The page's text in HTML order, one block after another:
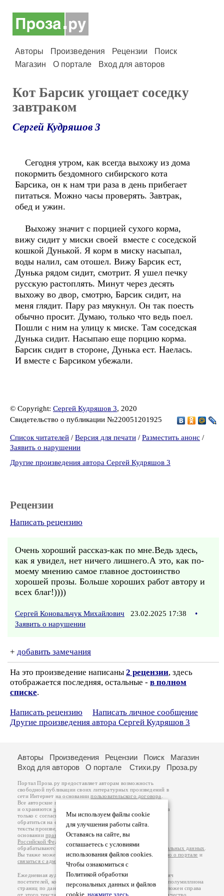
Авторы Произведения Рецензии
Поиск
Магазин
О портале Вход для авторов
Кот Барсик угощает соседку
завтраком
Сергей Кудряшов 3
Сегодня утром, как всегда выхожу из дома
покормить бездомного сибирского кота
Барсика, он к нам три раза в день прибегает
питаться. Можно часы проверять. Завтрак,
обед и ужин.
Выхожу значит с порцией сухого корма,
вижу сидит у миски своей вместе с соседской
кошкой Дунькой. Я корм в миску насыпал,
воды налил, сам отошел. Вижу Барсик ест,
Дунька рядом сидит, смотрит. Я ушел печку
русскую растоплять. Минут через десять
выхожу во двор, смотрю, Барсик сидит, на
меня глядит. Пару раз мяукнул. Он так поесть
обычно просит. Думаю, только что ведь поел.
Пошли с ним на улицу к миске. Там соседская
Дунька сидит. Насыпаю еще порцию корма.
Барсик сидит в стороне, Дунька ест. Наелась.
И вместе с Барсиком убежали.
© Copyright: Сергей Кудряшов 3, 2020
Свидетельство о публикации №220051201925
Список читателей / Версия для печати / Разместить анонс /
Заявить о нарушении
Другие произведения автора Сергей Кудряшов 3
Рецензии
Написать рецензию
Очень хороший рассказ-как по мне.Ведь здесь,
как я увидел, нет ничего лишнего.А это, как по-
моему мнению самое главное достоинство
хорошей прозы. Больше хороших работ автору и
всех благ!))))
Сергей Коновальчук Михайлович 23.02.2025 17:38
•
Заявить о нарушении
+ добавить замечания
На это произведение написаны 2 рецензии, здесь
отображается последняя, остальные - в полном
списке.
Написать рецензию
Написать личное сообщение
Другие произведения автора Сергей Кудряшов 3
Мы используем файлы cookie
для улучшения работы сайта.
Оставаясь на сайте, вы
соглашаетесь с условиями
использования файлов cookies.
Чтобы ознакомиться с
Политикой обработки
персональных данных и файлов
cookie, нажмите здесь
Авторы Произведения Рецензии Поиск
Магазин
Вход для авторов
О портале Стихи.ру Проза.ру
Портал Проза.ру предоставляет авторам возможность
свободной публикации своих литературных произведений в
сети Интернет на основаниипользовательского договора
Все авторские права на произведения принадлежат авторам
и охраняются законом
. Перепечатка произведений возможна
только с согласия его автора, к которому вы можете
обратиться на его авторской странице. Ответственность за
тексты произведений авторы несут самостоятельно на
основанииправил публикацииизаконодательства
Российской Федерации
обрабатываются на основанииПолитики обработки персональных данных
Вы также можете посмотреть более подробнуюинформацию о портале и
связаться с администрацией
Ежедневная аудитория портала Проза.ру – порядка 100 тысяч
посетителей, которые в общей сумме просматривают более полумиллиона
страниц по данным счетчика посещаемости, который расположен справа
от этого текста. В каждой графе указано по две цифры: количество